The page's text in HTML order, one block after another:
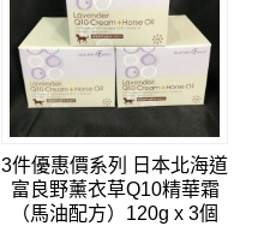
3件優惠價系列 日本北海道
富良野薰衣草Q10精華霜
（馬油配方）120g x 3個